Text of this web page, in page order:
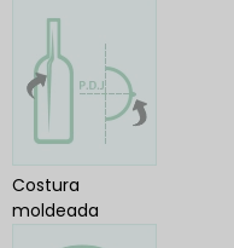
Costura
moldeada